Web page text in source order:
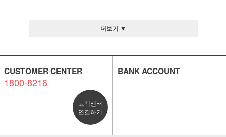
더보기 ▼
CUSTOMER CENTER
1800-8216
고객센터
연결하기
BANK ACCOUNT